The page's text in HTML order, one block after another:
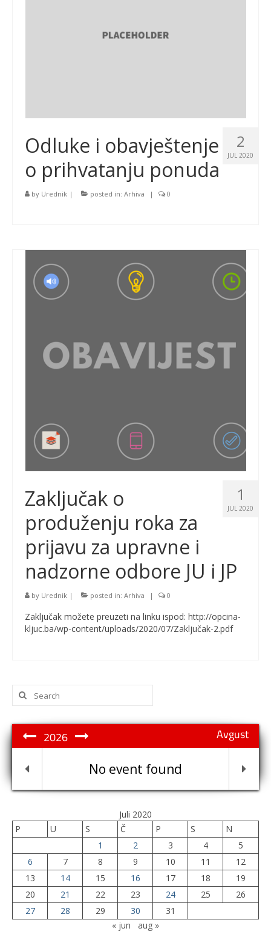
2
JUL 2020
Odluke i obavještenje
o prihvatanju ponuda
by Urednik | posted in: Arhiva | 0
1
JUL 2020
Zaključak o
produženju roka za
prijavu za upravne i
nadzorne odbore JU i JP
by Urednik | posted in: Arhiva | 0
Zaključak možete preuzeti na linku ispod: http://opcina-
kljuc.ba/wp-content/uploads/2020/07/Zaključak-2.pdf
Search
for:
Avgust
2026
No event found
Juli 2020
P
U S Č P S
N
1
2 3 4
5
6
7 8 9 10 11
12
13
14 15 16 17 18
19
20
21 22 23 24 25
26
27
28 29 30
31
« jun
aug »